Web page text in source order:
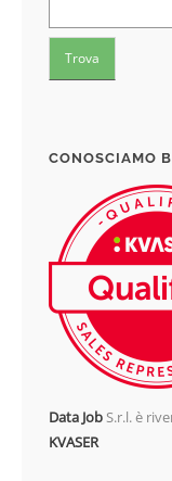
CONOSCIAMO
Data JobS.r.l. è
KVASER